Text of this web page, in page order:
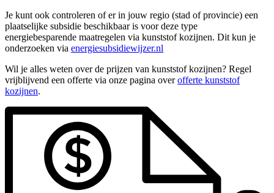
Je kunt ook controleren of er in jouw regio (stad of provincie) een
plaatselijke subsidie beschikbaar is voor deze type
energiebesparende maatregelen via kunststof kozijnen. Dit kun je
onderzoeken via energiesubsidiewijzer.nl
Wil je alles weten over de prijzen van kunststof kozijnen? Regel
vrijblijvend een offerte via onze pagina overofferte kunststof
kozijnen.